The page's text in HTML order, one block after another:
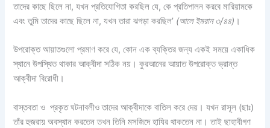
তাদের কাছে ছিলে না, যখন প্রতিযোগিতা করছিল যে, কে প্রতিপালন করবে মারিয়ামকে
এবং তুমি তাদের কাছে ছিলে না, যখন তারা ঝগড়া করছিল’ (আলে ইমরান ৩/৪৪) ।
উপরোক্ত আয়াতগুলো প্রমাণ করে যে, কোন এক ব্যক্তির জন্য একই সময়ে একাধিক
স্থানে উপস্থিত থাকার আক্বীদা সঠিক নয়। কুরআনের আয়াত উপরোক্ত ভ্রান্ত
আক্বীদা বিরোধী।
বাস্তবতা ও প্রকৃত ঘটনাবলীও তাদের আক্বীদাকে বাতিল করে দেয়। যখন রাসূল (ছাঃ)
তাঁর হুজরায় অবস্থান করতেন তখন তিনি মসজিদে হাযির থাকতেন না। তাই ছাহাবীগণ